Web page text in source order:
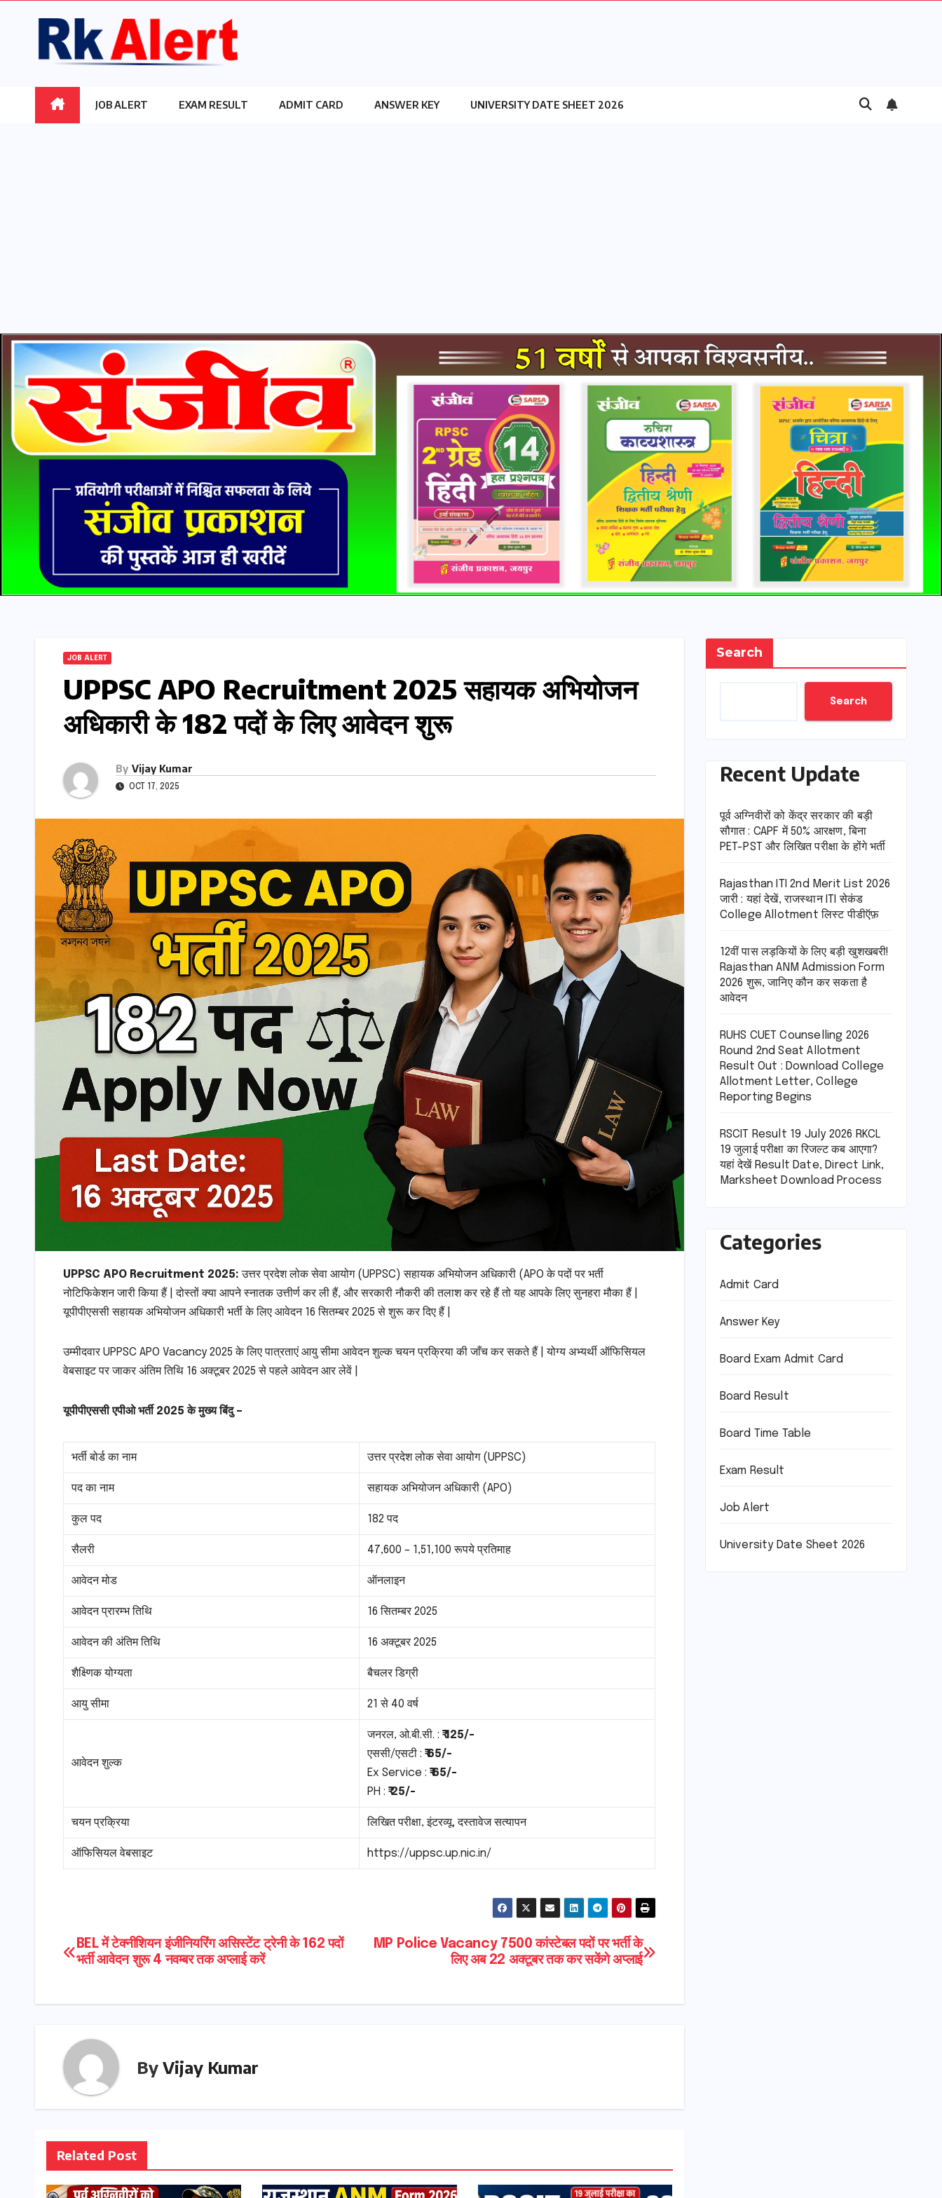
JOB ALERT EXAM RESULT ADMIT CARD ANSWER KEY UNIVERSITY DATE SHEET 2026
JOB ALERT
UPPSC APO Recruitment 2025 सहायक अभियोजन
अधिकारी के 182 पदों के लिए आवेदन शुरू
By Vijay Kumar
OCT 17, 2025
UPPSC APO Recruitment 2025:उत्तर प्रदेश लोक सेवा आयोग (UPPSC) सहायक अभियोजन अधिकारी (APO के पदों पर भर्ती
नोटिफिकेशन जारी किया हैं | दोस्तों क्या आपने स्नातक उत्तीर्ण कर ली हैं, और सरकारी नौकरी की तलाश कर रहे हैं तो यह आपके लिए सुनहरा मौका हैं |
यूपीपीएससी सहायक अभियोजन अधिकारी भर्ती के लिए आवेदन 16 सितम्बर 2025 से शुरू कर दिए हैं |
उम्मीदवार UPPSC APO Vacancy 2025 के लिए पात्रताएं आयु सीमा आवेदन शुल्क चयन प्रक्रिया की जाँच कर सकते हैं | योग्य अभ्यर्थी ऑफिसियल
वेबसाइट पर जाकर अंतिम तिथि 16 अक्टूबर 2025 से पहले आवेदन आर लेवें |
यूपीपीएससी एपीओ भर्ती 2025 के मुख्य बिंदु –
भर्ती बोर्ड का नाम उत्तर प्रदेश लोक सेवा आयोग (UPPSC)
पद का नाम सहायक अभियोजन अधिकारी (APO)
कुल पद 182 पद
सैलरी 47,600 – 1,51,100 रूपये प्रतिमाह
आवेदन मोड ऑनलाइन
आवेदन प्रारम्भ तिथि 16 सितम्बर 2025
आवेदन की अंतिम तिथि 16 अक्टूबर 2025
शैक्ष्णिक योग्यता बैचलर डिग्री
आयु सीमा 21 से 40 वर्ष
आवेदन शुल्क
जनरल, ओ.बी.सी. :₹ 125/-
एससी/एसटी :₹ 65/-
Ex Service :₹ 65/-
PH :₹ 25/-
चयन प्रक्रिया लिखित परीक्षा, इंटरव्यू, दस्तावेज सत्यापन
ऑफिसियल वेबसाइट https://uppsc.up.nic.in/
Post
MP Police Vacancy 7500 कांस्टेबल पदों पर भर्ती के
लिए अब 22 अक्टूबर तक कर सकेंगे अप्लाई
BEL में टेक्नीशियन इंजीनियरिंग असिस्टेंट ट्रेनी के 162 पदों
भर्ती आवेदन शुरू 4 नवम्बर तक अप्लाई करें
By Vijay Kumar
Related Post
Search
Search
Recent Update
पूर्व अग्निवीरों को केंद्र सरकार की बड़ी
सौगात : CAPF में 50% आरक्षण, बिना
PET-PST और लिखित परीक्षा के होंगे भर्ती
Rajasthan ITI 2nd Merit List 2026
जारी : यहां देखें, राजस्थान ITI सेकंड
College Allotment लिस्ट पीडीऍफ़
12वीं पास लड़कियों के लिए बड़ी खुशखबरी!
Rajasthan ANM Admission Form
2026 शुरू, जानिए कौन कर सकता है
आवेदन
RUHS CUET Counselling 2026
Round 2nd Seat Allotment
Result Out : Download College
Allotment Letter, College
Reporting Begins
RSCIT Result 19 July 2026 RKCL
19 जुलाई परीक्षा का रिजल्ट कब आएगा?
यहां देखें Result Date, Direct Link,
Marksheet Download Process
Categories
Admit Card
Answer Key
Board Exam Admit Card
Board Result
Board Time Table
Exam Result
Job Alert
University Date Sheet 2026